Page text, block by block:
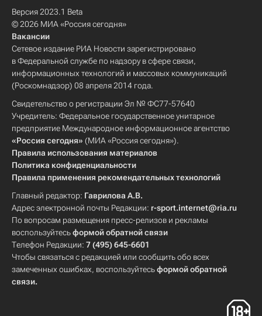
Версия 2023.1 Beta
© 2026 МИА «Россия сегодня»
Вакансии
Сетевое издание РИА Новости зарегистрировано
в Федеральной службе по надзору в сфере связи,
информационных технологий и массовых коммуникаций
(Роскомнадзор) 08 апреля 2014 года.
Свидетельство о регистрации Эл № ФС77-57640
Учредитель: Федеральное государственное унитарное
предприятие Международное информационное агентство
«Россия сегодня» (МИА «Россия сегодня»).
Правила использования материалов
Политика конфиденциальности
Правила применения рекомендательных технологий
Главный редактор: Гаврилова А.В.
Адрес электронной почты Редакции: r-sport.internet@ria.ru
По вопросам размещения пресс-релизов и рекламы
воспользуйтесьформой обратной связи
Телефон Редакции: 7 (495) 645-6601
Чтобы связаться с редакцией или сообщить обо всех
замеченных ошибках, воспользуйтесьформой обратной
связи.